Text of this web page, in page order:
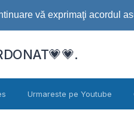
vă exprimaţi acordul
Urmareste pe Youtube